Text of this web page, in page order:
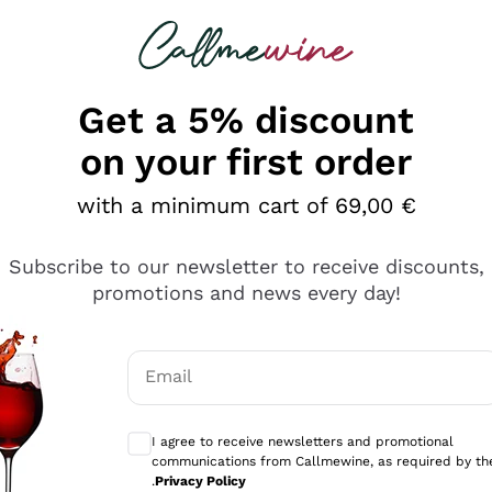
looking for
è male ma secondo me ci sono alternative che
Get a 5% discount
on your first order
with a minimum cart of 69,00 €
Subscribe to our newsletter to receive discounts,
promotions and news every day!
Email
I agree to receive newsletters and promotional
communications from Callmewine, as required by
.Privacy Policy